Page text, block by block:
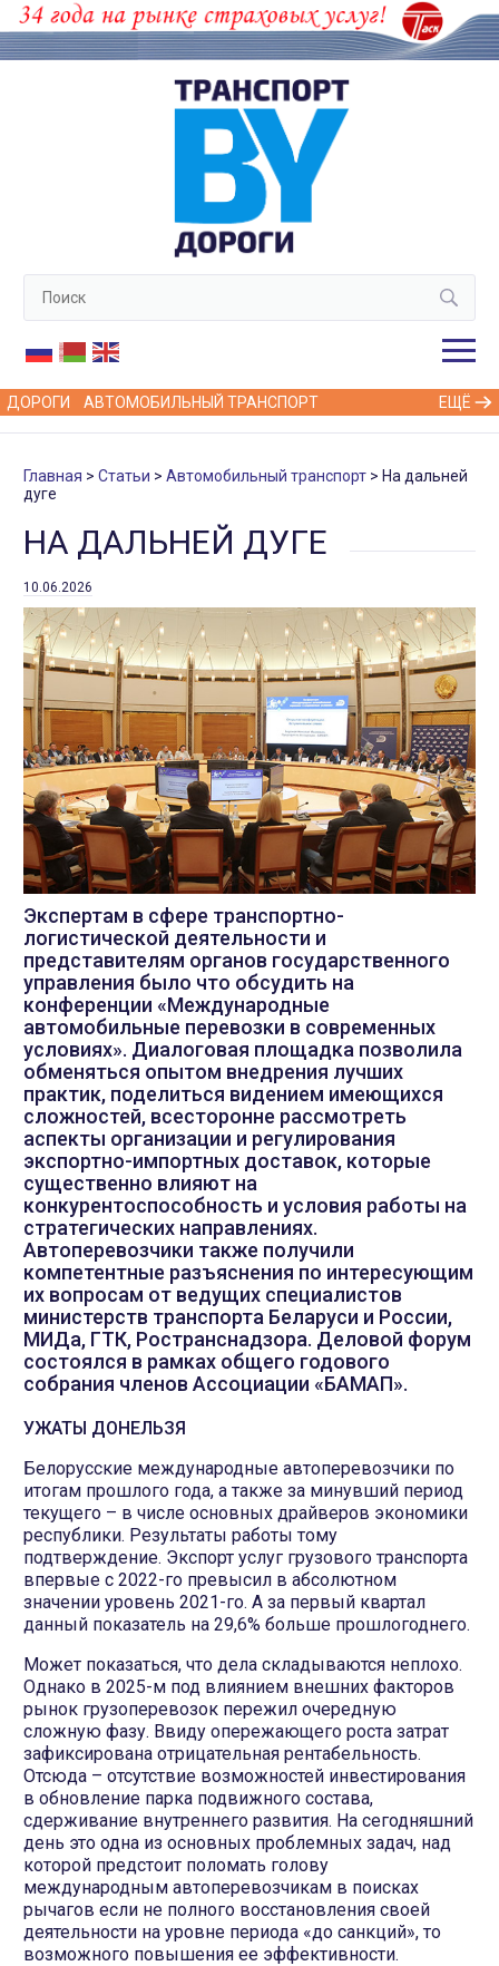
ДОРОГИ АВТОМОБИЛЬНЫЙ ТРАНСПОРТ ЕЩЁ
Главная Статьи Автомобильный транспорт
На дальней
дуге
НА ДАЛЬНЕЙ ДУГЕ
10.06.2026
Экспертам в сфере транспортно-
логистической деятельности и
представителям органов государственного
управления было что обсудить на
конференции «Международные
автомобильные перевозки в современных
условиях». Диалоговая площадка позволила
обменяться опытом внедрения лучших
практик, поделиться видением имеющихся
сложностей, всесторонне рассмотреть
аспекты организации и регулирования
экспортно-импортных доставок, которые
существенно влияют на
конкурентоспособность и условия работы на
стратегических направлениях.
Автоперевозчики также получили
компетентные разъяснения по интересующим
их вопросам от ведущих специалистов
министерств транспорта Беларуси и России,
МИДа, ГТК, Ространснадзора. Деловой форум
состоялся в рамках общего годового
собрания членов Ассоциации «БАМАП».
УЖАТЫ ДОНЕЛЬЗЯ
Белорусские международные автоперевозчики по
итогам прошлого года, а также за минувший период
текущего – в числе основных драйверов экономики
республики. Результаты работы тому
подтверждение. Экспорт услуг грузового транспорта
впервые с 2022-го превысил в абсолютном
значении уровень 2021-го. А за первый квартал
данный показатель на 29,6% больше прошлогоднего.
Может показаться, что дела складываются неплохо.
Однако в 2025-м под влиянием внешних факторов
рынок грузоперевозок пережил очередную
сложную фазу. Ввиду опережающего роста затрат
зафиксирована отрицательная рентабельность.
Отсюда – отсутствие возможностей инвестирования
в обновление парка подвижного состава,
сдерживание внутреннего развития. На сегодняшний
день это одна из основных проблемных задач, над
которой предстоит поломать голову
международным автоперевозчикам в поисках
рычагов если не полного восстановления своей
деятельности на уровне периода «до санкций», то
возможного повышения ее эффективности.